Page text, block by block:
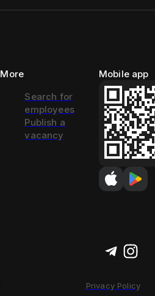
More
Search for
employees
Publish a
vacancy
Mobile app
Privacy Policy